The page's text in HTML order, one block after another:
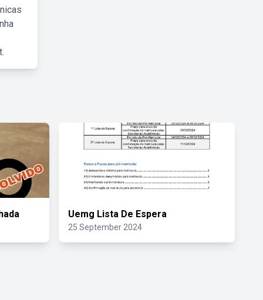
Uemg Lista De Espera
25 September 2024